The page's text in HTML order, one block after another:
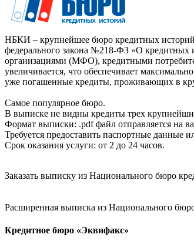
НБКИ – крупнейшее бюро кредитных историй
федерального закона №218-ФЗ «О
организациями (МФО), кредитными
увеличивается, что обеспечивает
уже погашенные кредиты, проживающих в
Самое популярное бюро.
В выписке не видны кредиты трех
Формат выписки: .pdf файл отправляется на
Требуется предоставить паспортные данные
Срок оказания услуги: от 2 до 24 часов.
Заказать выписку из Национального бюро
Расширенная выписка из Национального
Кредитное бюро «Эквифакс»